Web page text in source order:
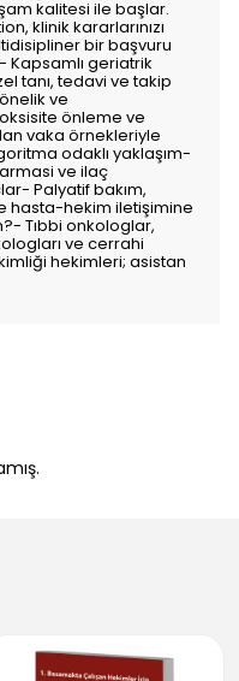
kalitesi ile başlar.
klinik kararlarınızı
bir başvuru
Kapsamlı geriatrik
tanı, tedavi ve takip
ve
önleme ve
vaka örnekleriyle
odaklı yaklaşım-
ve ilaç
Palyatif bakım,
hasta-hekim iletişimine
Tıbbi onkologlar,
ve cerrahi
hekimleri; asistan